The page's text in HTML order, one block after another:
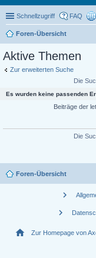
Schnellzugriff FAQ
Foren-Übersicht
Aktive Themen
Zur erweiterten Suche
Die
Es wurden keine passenden
Beiträge der
Die
Foren-Übersicht
chevron_right
chevron_right
home Zur Homepage von